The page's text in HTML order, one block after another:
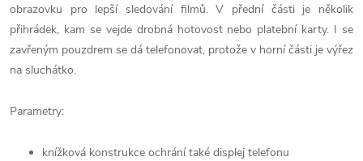
obrazovku pro lepší sledování filmů. V přední části je několik
přihrádek, kam se vejde drobná hotovost nebo platební karty. I se
zavřeným pouzdrem se dá telefonovat, protože v horní části je výřez
na sluchátko.
Parametry:
knížková konstrukce ochrání také displej telefonu